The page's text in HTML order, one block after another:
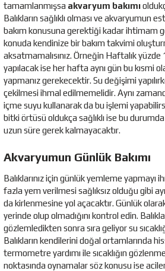
tamamlanmışsa akvaryum bakımı
Balıkların sağlıklı olması ve akvaryumun
bakım konusuna gerektiği kadar ihtimam
konuda kendinize bir bakım takvimi
aksatmamalısınız. Örneğin Haftalık
yapılacak ise her hafta aynı gün bu kısmi
yapmanız gerekecektir. Su değişimi
çekilmesi ihmal edilmemelidir. Aynı
içme suyu kullanarak da bu işlemi
bitki örtüsü oldukça sağlıklı ise bu
uzun süre gerek kalmayacaktır.
Akvaryumun Günlük Bakımı
Balıklarınız için günlük yemleme yapmayı
fazla yem verilmesi sağlıksız olduğu gibi
da kirlenmesine yol açacaktır. Günlük olarak
yerinde olup olmadığını kontrol edin.
gözlemledikten sonra sıra geliyor su
Balıkların kendilerini doğal ortamlarında
termometre yardımı ile sıcaklığın
noktasında oynamalar söz konusu ise